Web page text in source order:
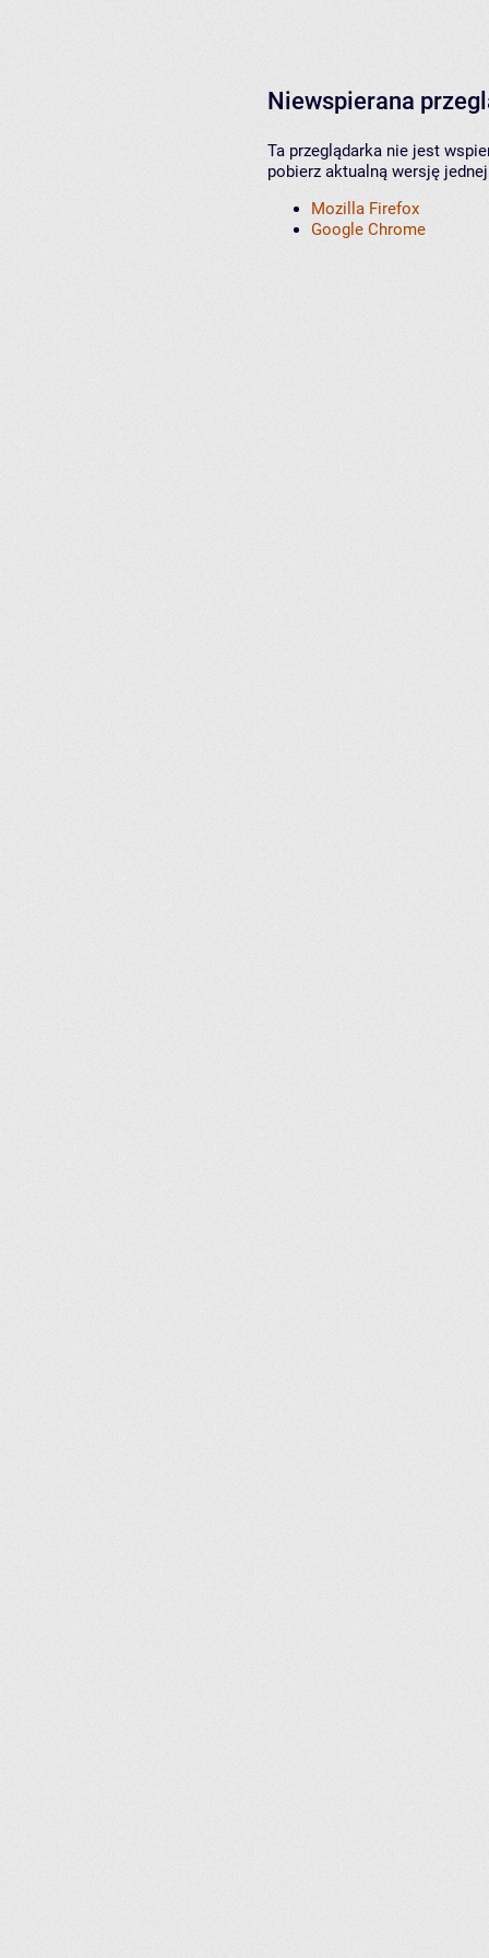
Niewspierana
Ta przeglądarka nie jest
pobierz aktualną wersję
Mozilla Firefox
Google Chrome